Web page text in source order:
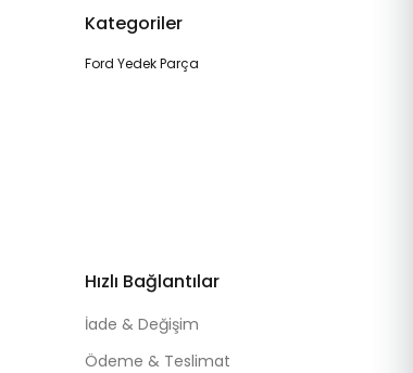
Kategoriler
Ford Yedek Parça
Hızlı Bağlantılar
İade & Değişim
Ödeme & Teslimat